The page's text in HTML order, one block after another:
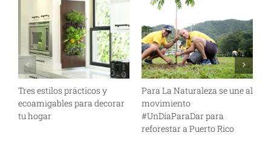
Tres estilos prácticos y
ecoamigables para decorar
tu hogar
Para La Naturaleza se une al
movimiento
#UnDíaParaDar para
reforestar a Puerto Rico